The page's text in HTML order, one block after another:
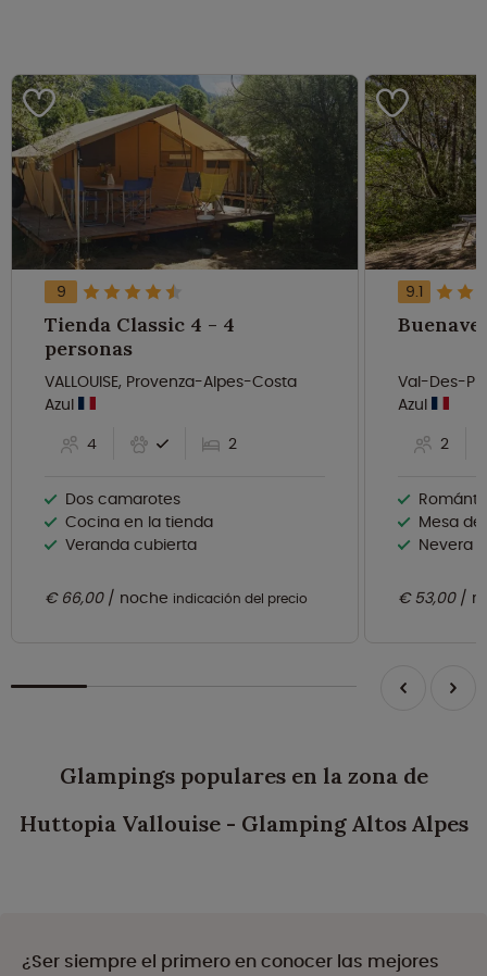
9
Tienda Classic 4 - 4
personas
VALLOUISE, Provenza-Alpes-Costa
Azul
4
2
Dos camarotes
Cocina en la tienda
Veranda cubierta
€ 66,00 noche indicación del precio
9.1
Val-Des-
Azul
2
Mesa de
Nevera
€ 53,00
Glampings populares en la zona de
Huttopia Vallouise - Glamping Altos Alpes
¿Ser siempre el primero en conocer las mejores